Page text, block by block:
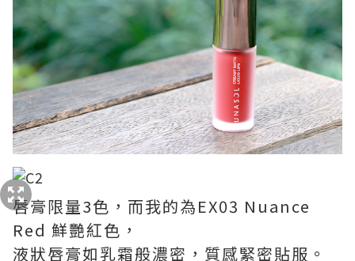
唇膏限量3色，而我的為EX03 Nuance
Red 鮮艷紅色，
液狀唇膏如乳霜般濃密，質感緊密貼服。